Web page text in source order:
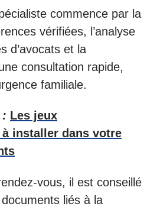
commence par la
vérifiées, l’analyse
d’avocats et la
consultation rapide,
familiale.
: Les jeux
installer dans votre
vous, il est conseillé
liés à la